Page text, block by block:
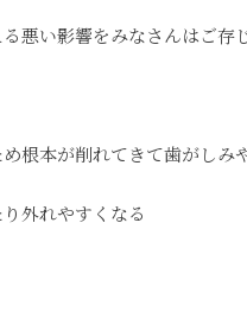
悪い影響をみなさんはご存
根本が削れてきて歯がしみ
外れやすくなる